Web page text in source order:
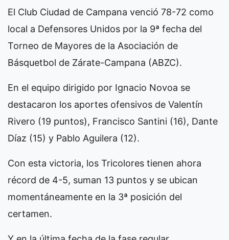
El Club Ciudad de Campana venció 78-72 como
local a Defensores Unidos por la 9ª fecha del
Torneo de Mayores de la Asociación de
Básquetbol de Zárate-Campana (ABZC).
En el equipo dirigido por Ignacio Novoa se
destacaron los aportes ofensivos de Valentín
Rivero (19 puntos), Francisco Santini (16), Dante
Díaz (15) y Pablo Aguilera (12).
Con esta victoria, los Tricolores tienen ahora
récord de 4-5, suman 13 puntos y se ubican
momentáneamente en la 3ª posición del
certamen.